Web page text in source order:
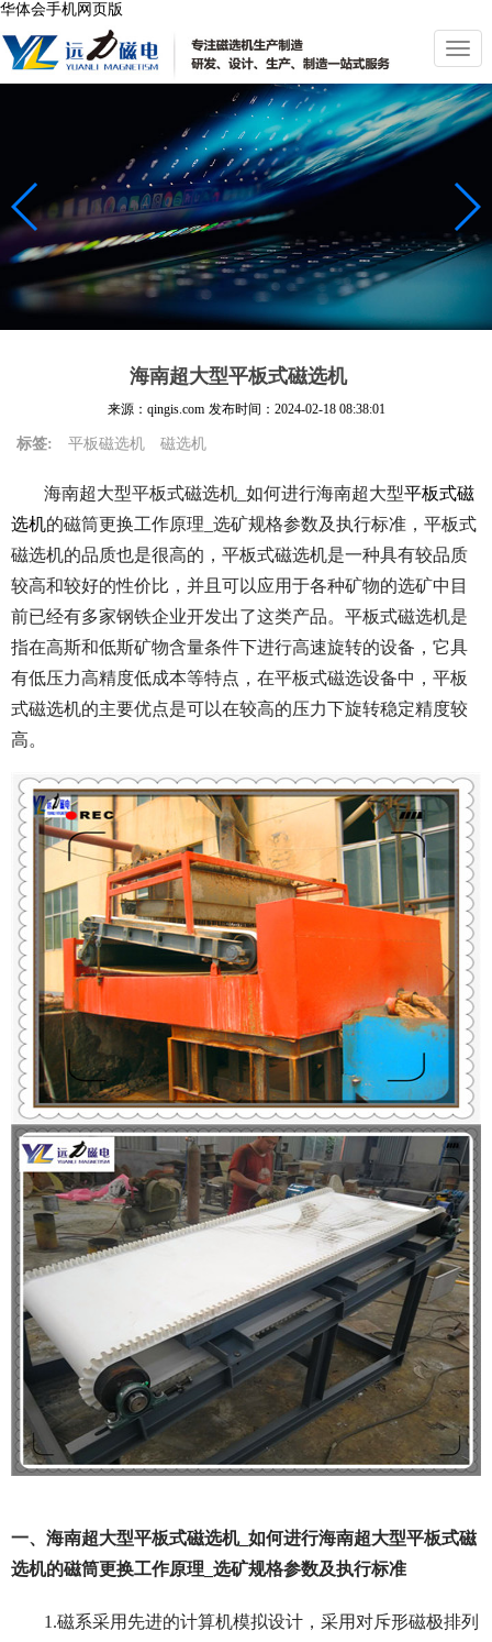
华体会手机网页版
切
换
导
航
海南超大型平板式磁选机
来源：qingis.com 发布时间： 2024-02-18 08:38:01
标签: 平板磁选机 磁选机
海南超大型平板式磁选机_如何进行海南超大型平板式磁
选机的磁筒更换工作原理_选矿规格参数及执行标准，平板式
磁选机的品质也是很高的，平板式磁选机是一种具有较品质
较高和较好的性价比，并且可以应用于各种矿物的选矿中目
前已经有多家钢铁企业开发出了这类产品。平板式磁选机是
指在高斯和低斯矿物含量条件下进行高速旋转的设备，它具
有低压力高精度低成本等特点，在平板式磁选设备中，平板
式磁选机的主要优点是可以在较高的压力下旋转稳定精度较
高。
一、海南超大型平板式磁选机_如何进行海南超大型平板式磁
选机的磁筒更换工作原理_选矿规格参数及执行标准
1.磁系采用先进的计算机模拟设计，采用对斥形磁极排列